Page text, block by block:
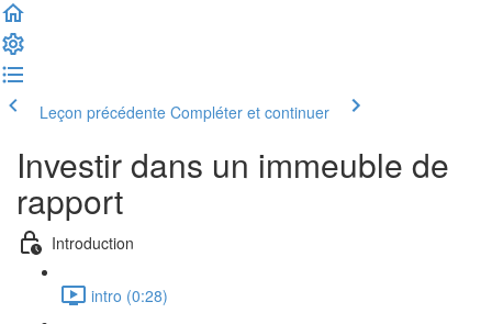
Leçon précédente Compléter et continuer
Investir dans un immeuble de
rapport
Introduction
intro (0:28)